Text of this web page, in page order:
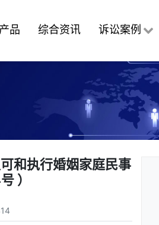
品 综合资讯 诉讼案例
和执行婚姻家庭民事
）